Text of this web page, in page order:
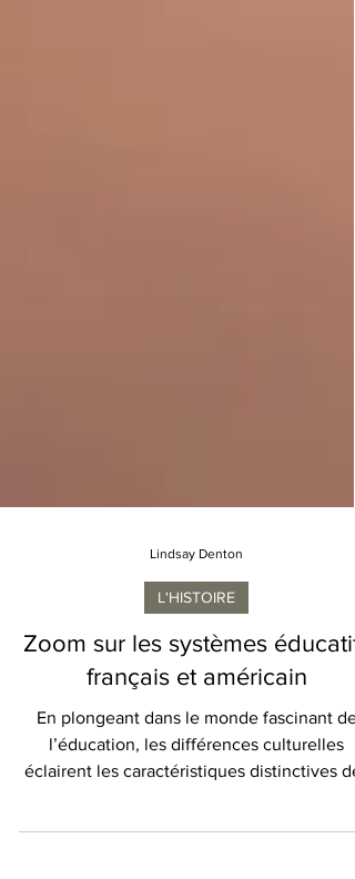
L'HISTOIRE
Zoom sur les systèmes
français et américain
En plongeant dans le monde fascinant de
l’éducation, les différences culturelles
systèmes...